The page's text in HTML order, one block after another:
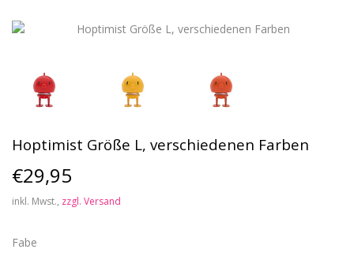
Hoptimist Größe L, verschiedenen Farben
€29,95
inkl. Mwst., zzgl. Versand
Fabe